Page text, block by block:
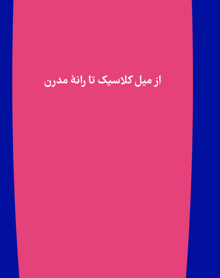
از میل کلاسیک تا رانهٔ مدرن